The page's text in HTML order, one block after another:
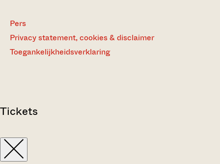
Pers
Privacy statement, cookies & disclaimer
Toegankelijkheidsverklaring
Tickets